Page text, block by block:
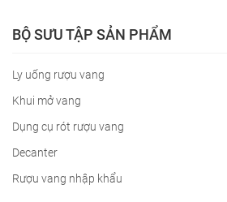
BỘ SƯU TẬP SẢN PHẨM
Ly uống rượu vang
Khui mở vang
Dụng cụ rót rượu vang
Decanter
Rượu vang nhập khẩu